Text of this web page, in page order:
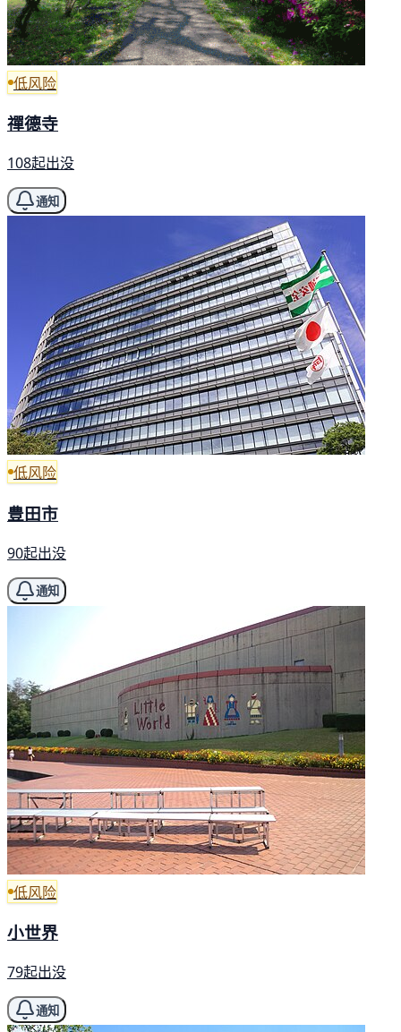
低风险
禪德寺
108起出没
通知
低风险
豊田市
90起出没
通知
低风险
小世界
79起出没
通知